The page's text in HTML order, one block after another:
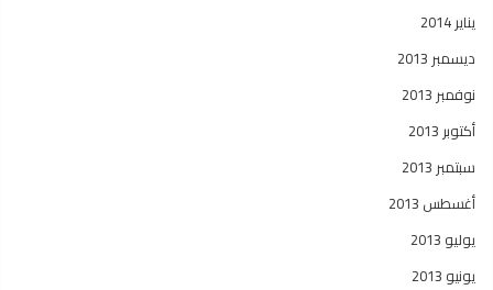
يناير 2014
ديسمبر 2013
نوفمبر 2013
أكتوبر 2013
سبتمبر 2013
أغسطس 2013
يوليو 2013
يونيو 2013